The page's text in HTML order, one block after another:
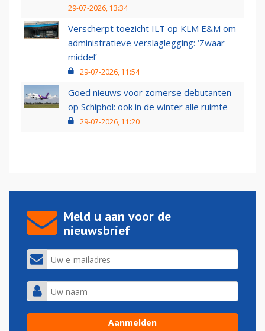
29-07-2026, 13:34
Verscherpt toezicht ILT op KLM E&M om
administratieve verslaglegging: ‘Zwaar
middel’
29-07-2026, 11:54
Goed nieuws voor zomerse debutanten
op Schiphol: ook in de winter alle ruimte
29-07-2026, 11:20
Meld u aan voor de
nieuwsbrief